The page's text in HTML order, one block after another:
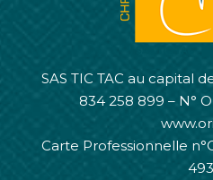
SAS TIC TAC au capital
834 258 899 – N°
Carte Professionnelle
493